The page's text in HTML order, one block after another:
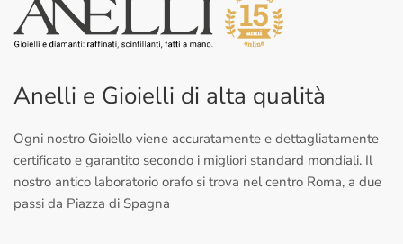
Anelli e Gioielli di alta qualità
Ogni nostro Gioiello viene accuratamente e dettagliatamente
certificato e garantito secondo i migliori standard mondiali. Il
nostro antico laboratorio orafo si trova nel centro Roma, a due
passi da Piazza di Spagna